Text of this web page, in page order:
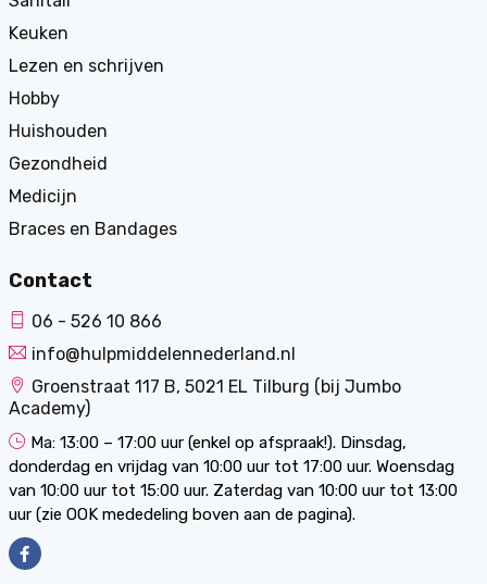
Keuken
Lezen en schrijven
Hobby
Huishouden
Gezondheid
Medicijn
Braces en Bandages
Contact
06 - 526 10 866
info@hulpmiddelennederland.nl
Groenstraat 117 B, 5021 EL Tilburg (bij Jumbo
Academy)
Ma: 13:00 – 17:00 uur (enkel op afspraak!). Dinsdag,
donderdag en vrijdag van 10:00 uur tot 17:00 uur. Woensdag
van 10:00 uur tot 15:00 uur. Zaterdag van 10:00 uur tot 13:00
uur (zie OOK mededeling boven aan de pagina).